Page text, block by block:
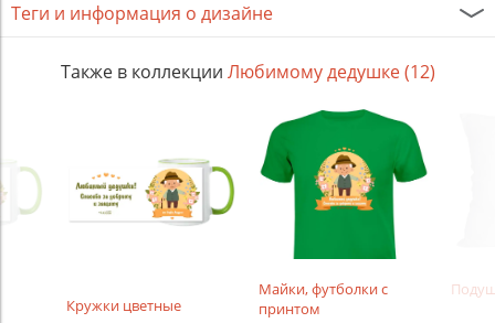
Теги и информация о дизайне
Также в коллекции Любимому дедушке (12)
Кружки цветные
Майки, футболки с
принтом